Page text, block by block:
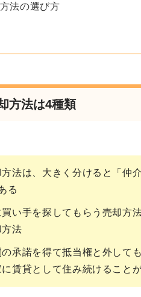
法の選び方
方法は4種類
法は、大きく分けると「仲
る
い手を探してもらう売却方
法
承諾を得て抵当権と外して
賃貸として住み続けること